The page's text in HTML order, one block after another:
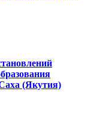
(Якутия)